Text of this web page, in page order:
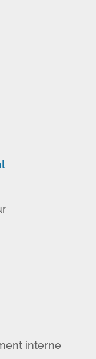
interne